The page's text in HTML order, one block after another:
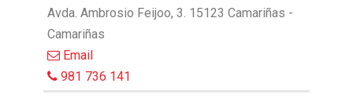
Avda. Ambrosio Feijoo, 3. 15123 Camariñas -
Camariñas
Email
981 736 141